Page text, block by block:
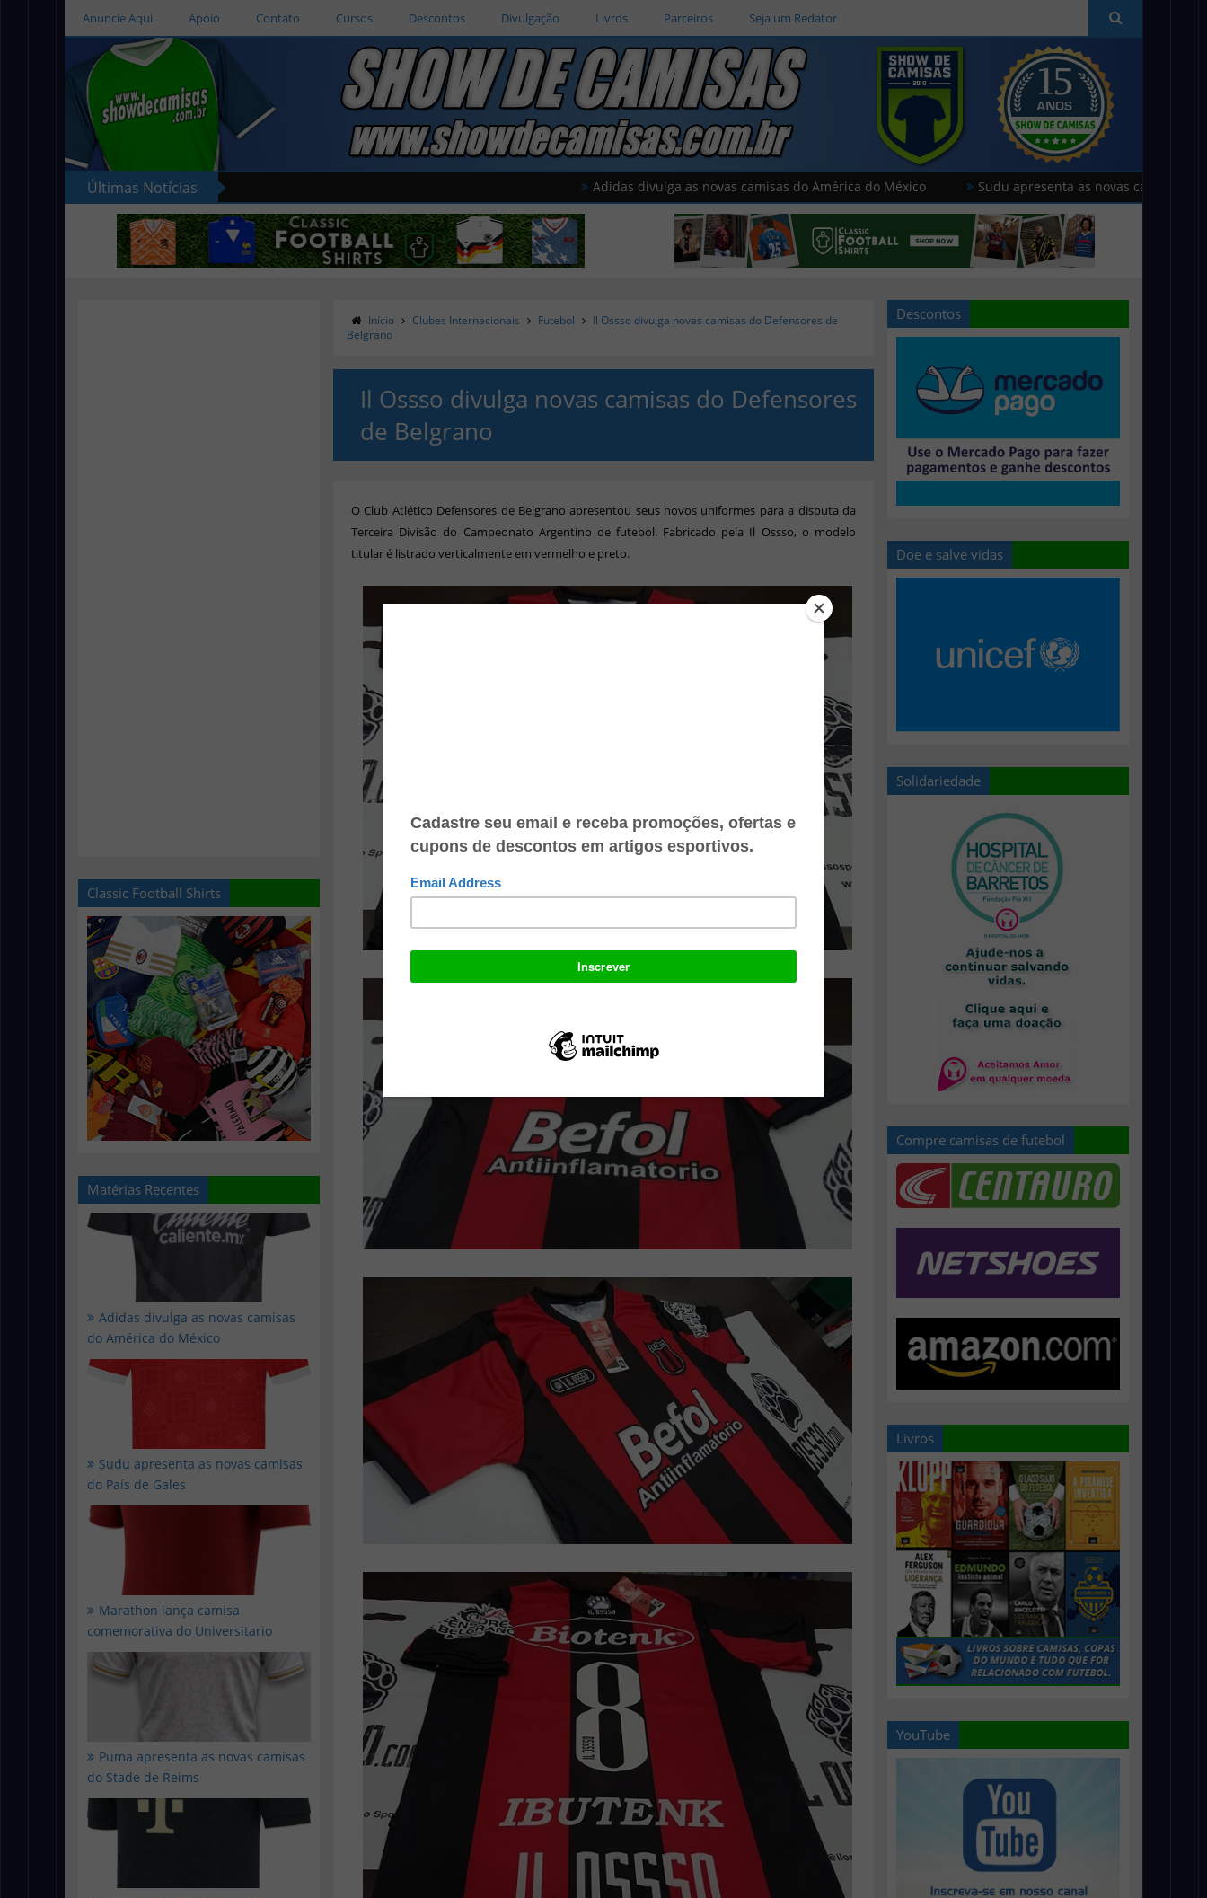
Anuncie Aqui Apoio Contato Cursos Descontos Divulgação Livros Parceiros Seja um Redator
Últimas Notícias Adidas divulga as novas camisas do América do México Sudu apresenta as novas camisas do País de Gales
Classic Football Shirts
Matérias Recentes
Adidas divulga as novas camisas
do América do México
Sudu apresenta as novas camisas
do País de Gales
Marathon lança camisa
comemorativa do Universitario
Puma apresenta as novas camisas
do Stade de Reims
Início Clubes Internacionais Futebol
Il Ossso divulga novas camisas do Defensores de
Belgrano
Il Ossso divulga novas camisas do Defensores
de Belgrano
O Club Atlético Defensores de Belgrano apresentou seus novos uniformes para a disputa da
Terceira Divisão do Campeonato Argentino de futebol. Fabricado pela Il Ossso, o modelo
titular é listrado verticalmente em vermelho e preto.
Descontos
Doe e salve vidas
Solidariedade
Compre camisas de futebol
Livros
YouTube